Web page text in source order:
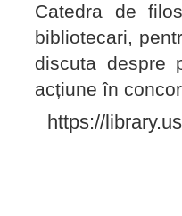
Catedra de
bibliotecari,
discuta despre
acțiune în
https://